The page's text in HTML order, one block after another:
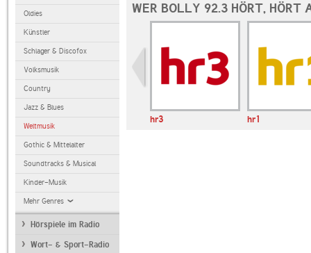
Oldies
Künstler
Schlager & Discofox
Volksmusik
Country
Jazz & Blues
Weltmusik
Gothic & Mittelalter
Soundtracks & Musical
Kinder-Musik
Mehr Genres
Hörspiele im Radio
Wort- & Sport-Radio
WER BOLLY 92.3 HÖRT, HÖRT
hr3 hr1